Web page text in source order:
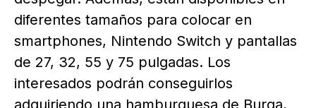
diferentes tamaños para colocar en
smartphones, Nintendo Switch y pantallas
de 27, 32, 55 y 75 pulgadas. Los
interesados podrán conseguirlos
adquiriendo una hamburguesa de Burga,